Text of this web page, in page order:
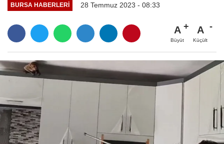
BURSA HABERLERI 28 Temmuz 2023 - 08:33
A
Büyüt
A
Küçült